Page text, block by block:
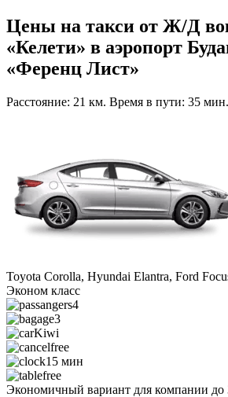
Цены на такси от Ж/Д
«Келети» в аэропорт
«Ференц Лист»
Расстояние: 21 км. Время в пути: 35 мин.
Toyota Corolla, Hyundai Elantra, Ford
Эконом класс
4
3
Kiwi
free
15 мин
free
Экономичный вариант для компании до